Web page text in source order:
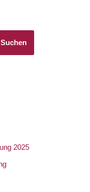
Suchen
2025